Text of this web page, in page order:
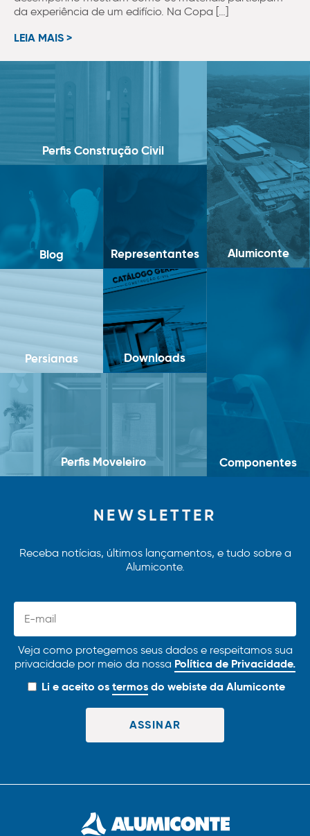
da experiência de um edifício. Na Copa […]
LEIA MAIS >
Perfis Construção Civil
Alumiconte
Blog Representantes
Componentes
Persianas Downloads
Perfis Moveleiro
NEWSLETTER
Receba notícias, últimos lançamentos, e tudo sobre a
Alumiconte.
Veja como protegemos seus dados e respeitamos sua
privacidade por meio da nossa Política de Privacidade.
Li e aceito ostermosdo webiste da Alumiconte